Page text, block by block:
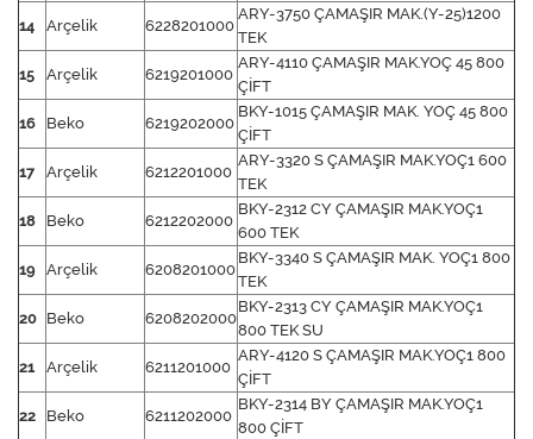
14 Arçelik 6228201000
ARY-3750 ÇAMAŞIR MAK.(Y-25)1200
TEK
15 Arçelik 6219201000
ARY-4110 ÇAMAŞIR MAK.YOÇ 45 800
ÇİFT
16 Beko 6219202000
BKY-1015 ÇAMAŞIR MAK. YOÇ 45 800
ÇİFT
17 Arçelik 6212201000
ARY-3320 S ÇAMAŞIR MAK.YOÇ1 600
TEK
18 Beko 6212202000
BKY-2312 CY ÇAMAŞIR MAK.YOÇ1
600 TEK
19 Arçelik 6208201000
BKY-3340 S ÇAMAŞIR MAK. YOÇ1 800
TEK
20 Beko 6208202000
BKY-2313 CY ÇAMAŞIR MAK.YOÇ1
800 TEK SU
21 Arçelik 6211201000
ARY-4120 S ÇAMAŞIR MAK.YOÇ1 800
ÇİFT
22 Beko 6211202000
BKY-2314 BY ÇAMAŞIR MAK.YOÇ1
800 ÇİFT